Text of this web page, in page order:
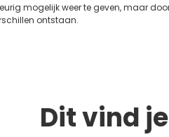
mogelijk weer te geven, maar
ontstaan.
Dit vind